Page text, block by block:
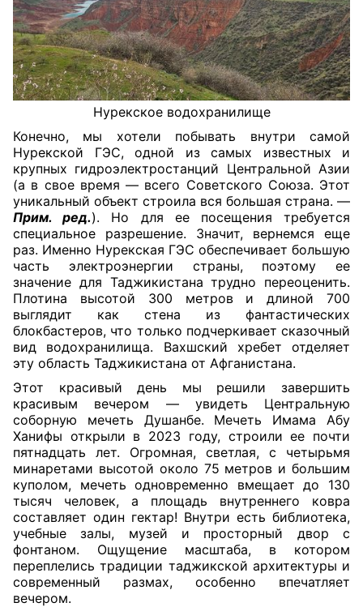
Нурекское водохранилище
Конечно, мы хотели побывать внутри самой
Нурекской ГЭС, одной из самых известных и
крупных гидроэлектростанций Центральной Азии
(а в свое время — всего Советского Союза. Этот
уникальный объект строила вся большая страна. —
Прим. ред.). Но для ее посещения требуется
специальное разрешение. Значит, вернемся еще
раз. Именно Нурекская ГЭС обеспечивает большую
часть электроэнергии страны, поэтому ее
значение для Таджикистана трудно переоценить.
Плотина высотой 300 метров и длиной 700
выглядит как стена из фантастических
блокбастеров, что только подчеркивает сказочный
вид водохранилища. Вахшский хребет отделяет
эту область Таджикистана от Афганистана.
Этот красивый день мы решили завершить
красивым вечером — увидеть Центральную
соборную мечеть Душанбе. Мечеть Имама Абу
Ханифы открыли в 2023 году, строили ее почти
пятнадцать лет. Огромная, светлая, с четырьмя
минаретами высотой около 75 метров и большим
куполом, мечеть одновременно вмещает до 130
тысяч человек, а площадь внутреннего ковра
составляет один гектар! Внутри есть библиотека,
учебные залы, музей и просторный двор с
фонтаном. Ощущение масштаба, в котором
переплелись традиции таджикской архитектуры и
современный размах, особенно впечатляет
вечером.